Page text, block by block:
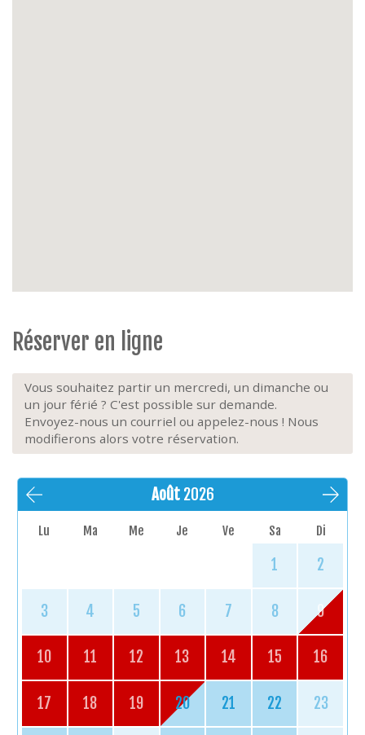
Réserver en ligne
Vous souhaitez partir un mercredi, un dimanche ou
un jour férié ? C'est possible sur demande.
Envoyez-nous un courriel ou appelez-nous ! Nous
modifierons alors votre réservation.
Août 2026
Lu Ma Me Je Ve Sa Di
1 2
3 4 5 6 7 8 9
10 11 12 13 14 15 16
17 18 19 20 21 22 23